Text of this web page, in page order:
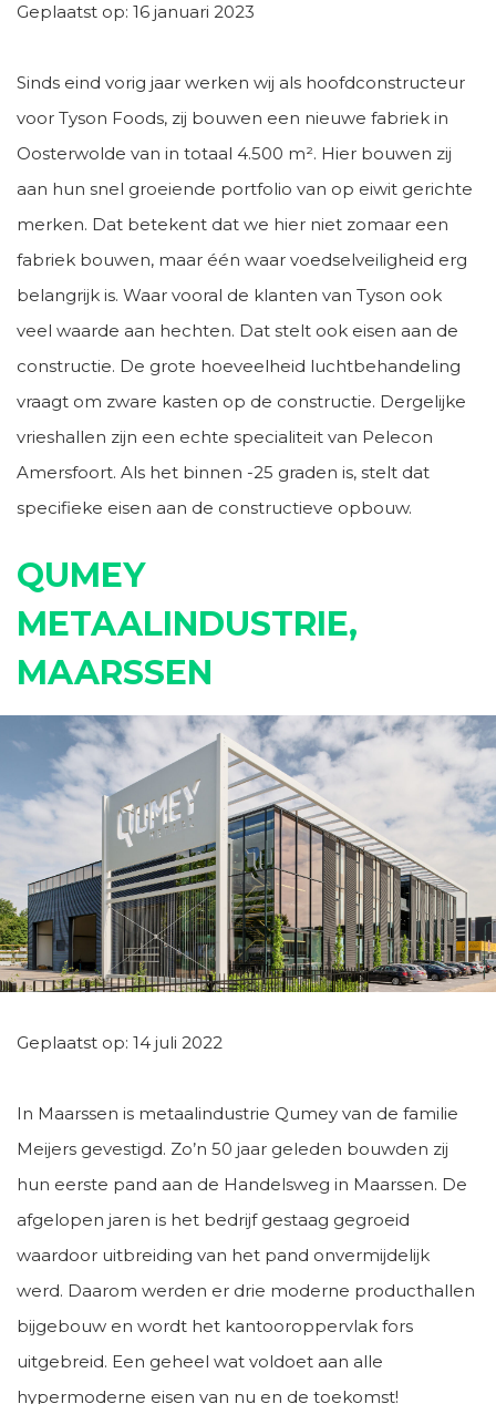
Geplaatst op: 16 januari 2023
Sinds eind vorig jaar werken wij als hoofdconstructeur
voor Tyson Foods, zij bouwen een nieuwe fabriek in
Oosterwolde van in totaal 4.500 m². Hier bouwen zij
aan hun snel groeiende portfolio van op eiwit gerichte
merken. Dat betekent dat we hier niet zomaar een
fabriek bouwen, maar één waar voedselveiligheid erg
belangrijk is. Waar vooral de klanten van Tyson ook
veel waarde aan hechten. Dat stelt ook eisen aan de
constructie. De grote hoeveelheid luchtbehandeling
vraagt om zware kasten op de constructie. Dergelijke
vrieshallen zijn een echte specialiteit van Pelecon
Amersfoort. Als het binnen -25 graden is, stelt dat
specifieke eisen aan de constructieve opbouw.
QUMEY
METAALINDUSTRIE,
MAARSSEN
Geplaatst op: 14 juli 2022
In Maarssen is metaalindustrie Qumey van de familie
Meijers gevestigd. Zo’n 50 jaar geleden bouwden zij
hun eerste pand aan de Handelsweg in Maarssen. De
afgelopen jaren is het bedrijf gestaag gegroeid
waardoor uitbreiding van het pand onvermijdelijk
werd. Daarom werden er drie moderne producthallen
bijgebouw en wordt het kantooroppervlak fors
uitgebreid. Een geheel wat voldoet aan alle
hypermoderne eisen van nu en de toekomst!